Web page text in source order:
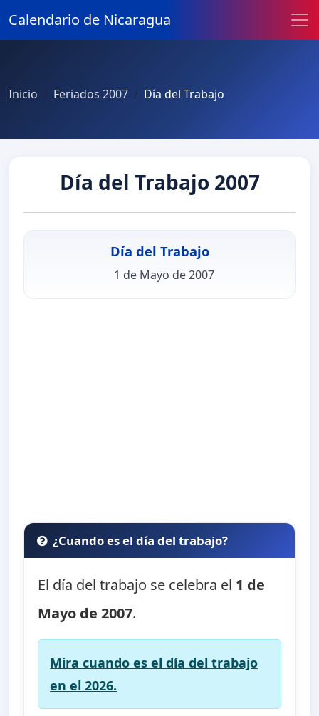
Calendario de Nicaragua
Inicio Feriados 2007 Día del Trabajo
Día del Trabajo 2007
Día del Trabajo
1 de Mayo de 2007
¿Cuando es el día del trabajo?
El día del trabajo se celebra el 1 de
Mayo de 2007.
Mira cuando es el día del trabajo
en el 2026.